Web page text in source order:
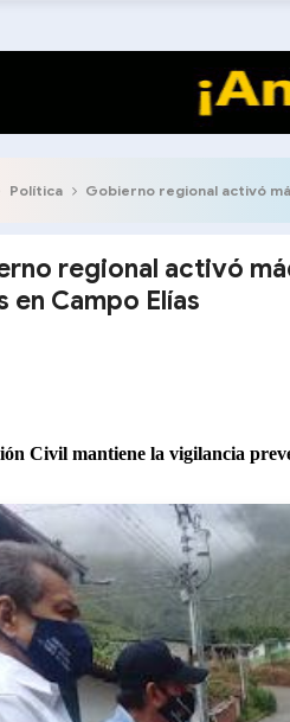
Política Gobierno regional activó
regional activó
en Campo Elías
Civil mantiene la vigilancia